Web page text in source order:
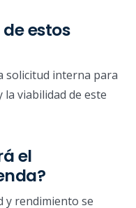
estos
solicitud interna para
viabilidad de este
el
y rendimiento se